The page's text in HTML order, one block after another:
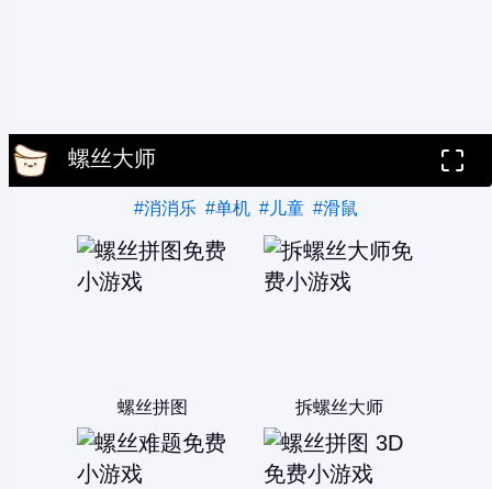
螺丝大师
#消消乐 #单机 #儿童 #滑鼠
螺丝拼图 拆螺丝大师